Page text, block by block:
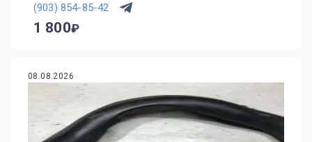
(903) 854-85-42
1 800
08.08.2026